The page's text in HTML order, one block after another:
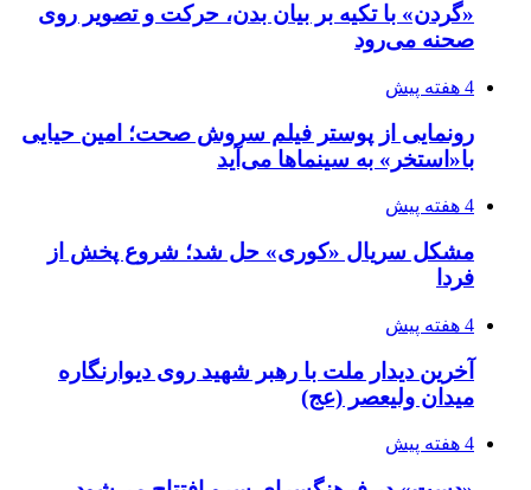
«گردن» با تکیه بر بیان بدن، حرکت و تصویر روی
صحنه می‌رود
4 هفته پیش
رونمایی از پوستر فیلم سروش صحت؛ امین حیایی
با«استخر» به سینماها می‌آید
4 هفته پیش
مشکل سریال «کوری» حل شد؛ شروع پخش از
فردا
4 هفته پیش
آخرین دیدار ملت با رهبر شهید روی دیوارنگاره
میدان ولیعصر (عج)
4 هفته پیش